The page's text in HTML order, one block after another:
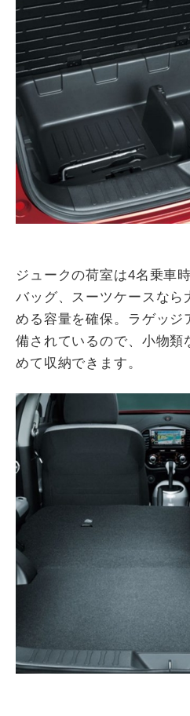
ジュークの荷室は4名乗車
バッグ、スーツケースなら
める容量を確保。ラゲッジ
備されているので、小物類
めて収納できます。